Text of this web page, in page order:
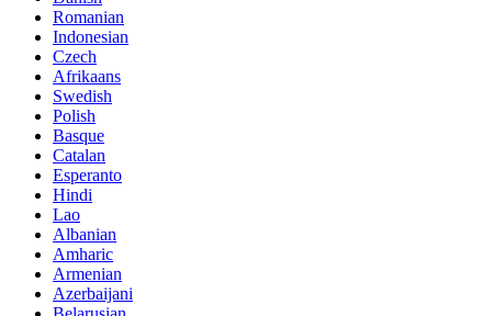
Romanian
Indonesian
Czech
Afrikaans
Swedish
Polish
Basque
Catalan
Esperanto
Hindi
Lao
Albanian
Amharic
Armenian
Azerbaijani